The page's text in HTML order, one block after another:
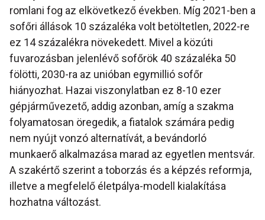
romlani fog az elkövetkező években. Míg 2021-ben a
sofőri állások 10 százaléka volt betöltetlen, 2022-re
ez 14 százalékra növekedett. Mivel a közúti
fuvarozásban jelenlévő sofőrök 40 százaléka 50
fölötti, 2030-ra az unióban egymillió sofőr
hiányozhat. Hazai viszonylatban ez 8-10 ezer
gépjárművezető, addig azonban, amíg a szakma
folyamatosan öregedik, a fiatalok számára pedig
nem nyújt vonzó alternatívát, a bevándorló
munkaerő alkalmazása marad az egyetlen mentsvár.
A szakértő szerint a toborzás és a képzés reformja,
illetve a megfelelő életpálya-modell kialakítása
hozhatna változást.